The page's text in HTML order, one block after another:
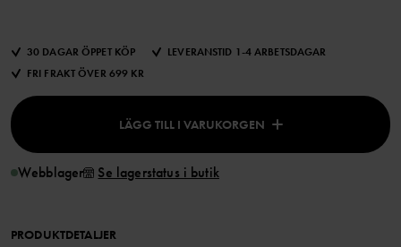
30 DAGAR ÖPPET KÖP
LEVERANSTID 1-4 ARBETSDAGAR
FRI FRAKT ÖVER 699 KR
LÄGG TILL I VARUKORGEN
Webblager Se lagerstatus i butik
PRODUKTDETALJER